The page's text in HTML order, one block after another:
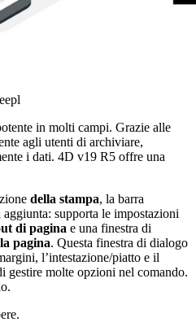
in molti campi. Grazie alle
agli utenti di archiviare,
i dati. 4D v19 R5 offre una
della stampa, la barra
supporta le impostazioni
di pagina e una finestra di
pagina. Questa finestra di dialogo
l’intestazione/piatto e il
gestire molte opzioni nel comando.